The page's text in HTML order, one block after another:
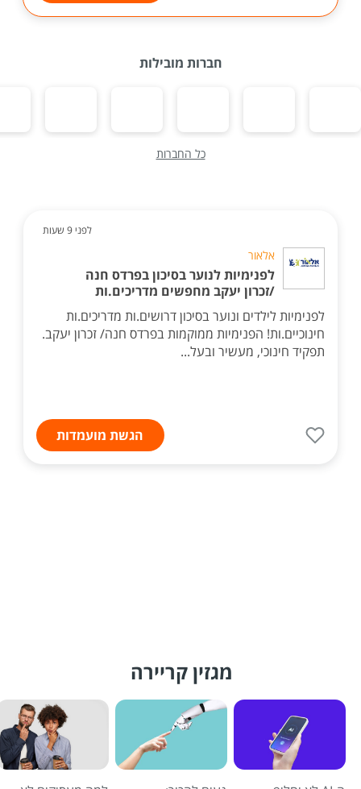
חברות מובילות
כל החברות
לפני 9 שעות
אלאור
לפנימיות לנוער בסיכון בפרדס חנה
/זכרון יעקב מחפשים מדריכים.ות
לפנימיות לילדים ונוער בסיכון דרושים.ות מדריכים.ות
חינוכיים.ות! הפנימיות ממוקמות בפרדס חנה/ זכרון יעקב.
תפקיד חינוכי, מעשיר ובעל...
הגשת מועמדות
מגזין קריירה